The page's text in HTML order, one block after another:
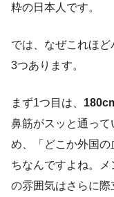
粋の日本人です。
では、なぜこれほど
3つあります。
まず1つ目は、
鼻筋がスッと通っ
め、「どこか外国
ちなんですよね。
の雰囲気はさらに際